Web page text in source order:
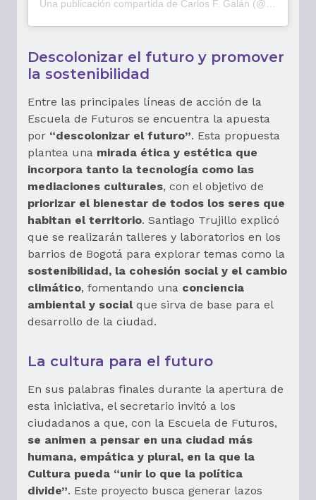
Descolonizar el futuro y promover
la sostenibilidad
Entre las principales líneas de acción de la
Escuela de Futuros se encuentra la apuesta
por “descolonizar el futuro”. Esta propuesta
plantea una mirada ética y estética que
incorpora tanto la tecnología como las
mediaciones culturales, con el objetivo de
priorizar el bienestar de todos los seres que
habitan el territorio. Santiago Trujillo explicó
que se realizarán talleres y laboratorios en los
barrios de Bogotá para explorar temas como la
sostenibilidad, la cohesión social y el cambio
climático, fomentando una conciencia
ambiental y socialque sirva de base para el
desarrollo de la ciudad.
La cultura para el futuro
En sus palabras finales durante la apertura de
esta iniciativa, el secretario invitó a los
ciudadanos a que, con la Escuela de Futuros,
se animen a pensar en una ciudad más
humana, empática y plural, en la que la
Cultura pueda “unir lo que la política
divide”. Este proyecto busca generar lazos